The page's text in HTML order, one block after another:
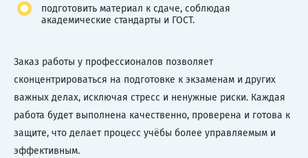
подготовить материал к сдаче, соблюдая
академические стандарты и ГОСТ.
Заказ работы у профессионалов позволяет
сконцентрироваться на подготовке к экзаменам и других
важных делах, исключая стресс и ненужные риски. Каждая
работа будет выполнена качественно, проверена и готова к
защите, что делает процесс учёбы более управляемым и
эффективным.